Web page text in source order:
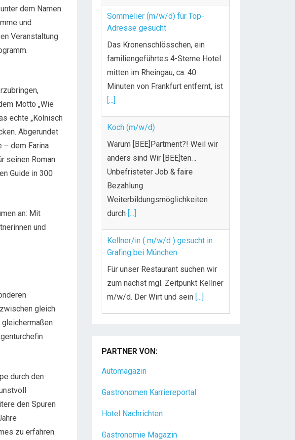
dem Namen
und
Veranstaltung
Motto „Wie
echte „Kölnisch
Abgerundet
– dem Farina
seinen Roman
Guide in 300
an: Mit
und
gleich
durch den
den Spuren
zu erfahren.
Sommelier (m/w/d) für Top-
Adresse gesucht
Das Kronenschlösschen, ein
familiengeführtes 4-Sterne Hotel
mitten im Rheingau, ca. 40
Minuten von Frankfurt entfernt, ist
[...]
Koch (m/w/d)
Warum [BEE]Partment?! Weil wir
anders sind Wir [BEE]ten…
Unbefristeter Job & faire
Bezahlung
Weiterbildungsmöglichkeiten
durch [...]
Kellner/in ( m/w/d ) gesucht in
Grafing bei München
Für unser Restaurant suchen wir
zum nächst mgl. Zeitpunkt Kellner
m/w/d. Der Wirt und sein [...]
PARTNER VON:
Automagazin
Gastronomen Karriereportal
Hotel Nachrichten
Gastronomie Magazin